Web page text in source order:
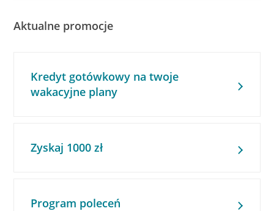
Aktualne promocje
Kredyt gotówkowy na twoje
wakacyjne plany
Zyskaj 1000 zł
Program poleceń